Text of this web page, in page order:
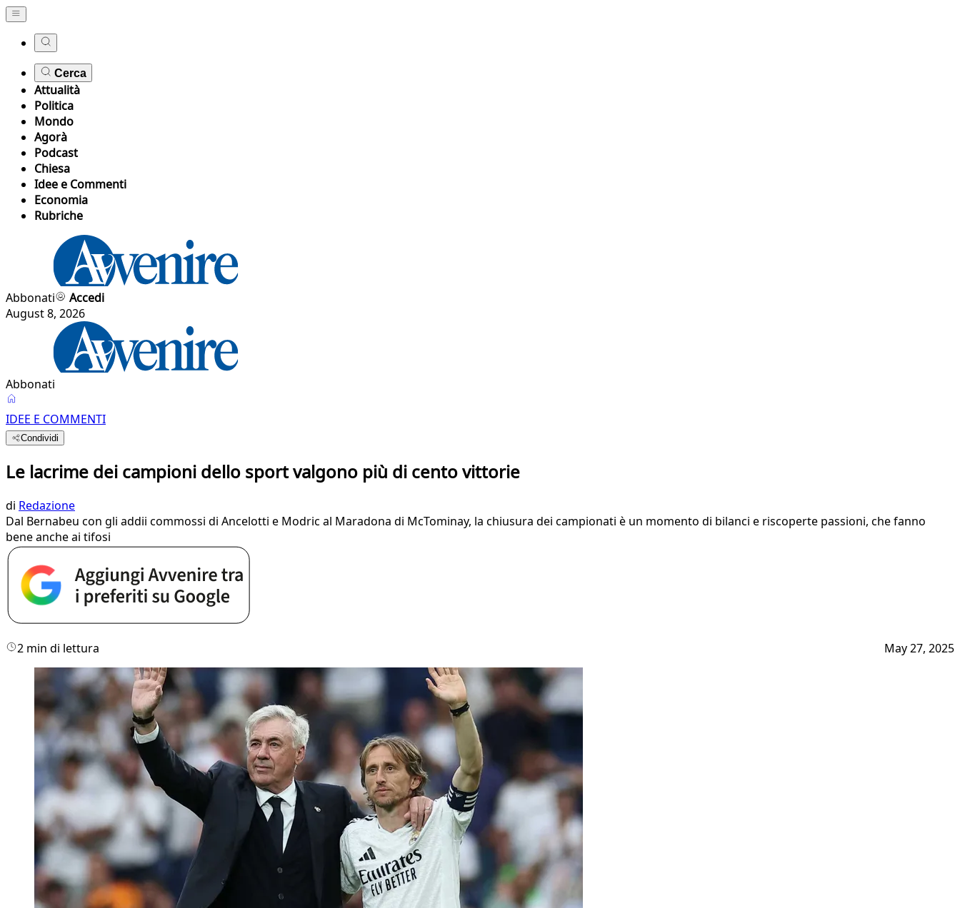
Cerca
Attualità
Politica
Mondo
Agorà
Podcast
Chiesa
Idee e Commenti
Economia
Rubriche
Abbonati
Accedi
August 8, 2026
Abbonati
IDEE E COMMENTI
Condividi
Le lacrime dei campioni dello sport valgono più di cento vittorie
di Redazione
Dal Bernabeu con gli addii commossi di Ancelotti e Modric al Maradona di McTominay, la chiusura dei campionati è un momento di bilanci e riscoperte passioni, che fanno
bene anche ai tifosi
2 min di lettura May 27, 2025